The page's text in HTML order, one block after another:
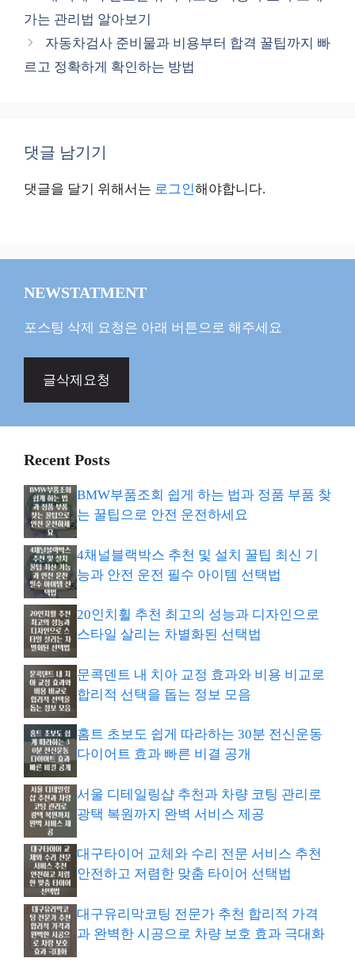
리
가는 관리법 알아보기
자동차검사 준비물과 비용부터 합격 꿀팁까지 빠
르고 정확하게 확인하는 방법
댓글 남기기
댓글을 달기 위해서는 로그인해야합니다.
NEWSTATMENT
포스팅 삭제 요청은 아래 버튼으로 해주세요
글삭제요청
Recent Posts
BMW부품조회 쉽게 하는 법과 정품 부품 찾
는 꿀팁으로 안전 운전하세요
4채널블랙박스 추천 및 설치 꿀팁 최신 기
능과 안전 운전 필수 아이템 선택법
20인치휠 추천 최고의 성능과 디자인으로
스타일 살리는 차별화된 선택법
문콕덴트 내 치아 교정 효과와 비용 비교로
합리적 선택을 돕는 정보 모음
홈트 초보도 쉽게 따라하는 30분 전신운동
다이어트 효과 빠른 비결 공개
서울 디테일링샵 추천과 차량 코팅 관리로
광택 복원까지 완벽 서비스 제공
대구타이어 교체와 수리 전문 서비스 추천
안전하고 저렴한 맞춤 타이어 선택법
대구유리막코팅 전문가 추천 합리적 가격
과 완벽한 시공으로 차량 보호 효과 극대화